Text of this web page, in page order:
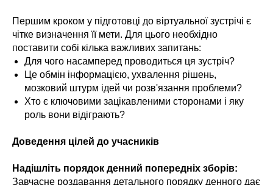
Першим кроком у підготовці до віртуальної зустрічі є
чітке визначення її мети. Для цього необхідно
поставити собі кілька важливих запитань:
Для чого насамперед проводиться ця зустріч?
Це обмін інформацією, ухвалення рішень,
мозковий штурм ідей чи розв'язання проблеми?
Хто є ключовими зацікавленими сторонами і яку
роль вони відіграють?
Доведення цілей до учасників
Надішліть порядок денний попередніх зборів:
Завчасне роздавання детального порядку денного дає